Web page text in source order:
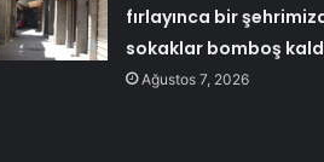
fırlayınca bir
sokaklar bomboş
Ağustos 7, 2026